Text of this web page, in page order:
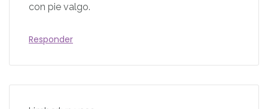
con pie valgo.
Responder